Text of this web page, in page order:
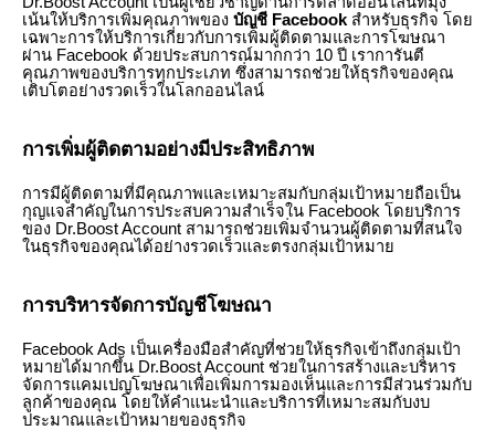
เน้นให้บริการเพิ่มคุณภาพของ บัญชี Facebook สำหรับธุรกิจ โดย
เฉพาะการให้บริการเกี่ยวกับการเพิ่มผู้ติดตามและการโฆษณา
ผ่าน Facebook ด้วยประสบการณ์มากกว่า 10 ปี เราการันตี
คุณภาพของบริการทุกประเภท ซึ่งสามารถช่วยให้ธุรกิจของคุณ
เติบโตอย่างรวดเร็วในโลกออนไลน์
การเพิ่มผู้ติดตามอย่างมีประสิทธิภาพ
การมีผู้ติดตามที่มีคุณภาพและเหมาะสมกับกลุ่มเป้าหมายถือเป็น
กุญแจสำคัญในการประสบความสำเร็จใน Facebook โดยบริการ
ของ Dr.Boost Account สามารถช่วยเพิ่มจำนวนผู้ติดตามที่สนใจ
ในธุรกิจของคุณได้อย่างรวดเร็วและตรงกลุ่มเป้าหมาย
การบริหารจัดการบัญชีโฆษณา
Facebook Ads เป็นเครื่องมือสำคัญที่ช่วยให้ธุรกิจเข้าถึงกลุ่มเป้า
หมายได้มากขึ้น Dr.Boost Account ช่วยในการสร้างและบริหาร
จัดการแคมเปญโฆษณาเพื่อเพิ่มการมองเห็นและการมีส่วนร่วมกับ
ลูกค้าของคุณ โดยให้คำแนะนำและบริการที่เหมาะสมกับงบ
ประมาณและเป้าหมายของธุรกิจ